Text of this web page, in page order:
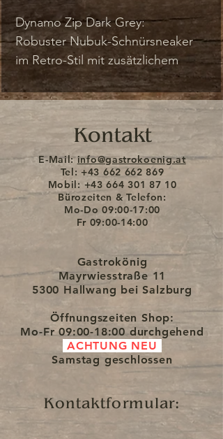
Dynamo Zip Dark Grey:
Robuster Nubuk-Schnürsneaker
im Retro-Stil mit zusätzlichem
Reißverschluss für einfaches
Anziehen und einem
atmungsaktiven, weichen Mesh-
Futter. Mit der Joya Active
Sohlentechnologie bietet er eine
perfekte Mischung aus
Dämpfung, Rückfederung und
Stabilität. Ideal für aktive
Menschen, die viel unterwegs
sind und auf jedem Untergrund
Komfort und Leistung schätzen.
Kontakt
E-Mail:info@gastrokoenig.at
Tel: +43 662 662 869
Mobil: +43 664 301 87 10
Bürozeiten & Telefon:
Mo-Do 09:00-17:00
Fr 09:00-14:00
Gastrokönig
Mayrwiesstraße 11
5300 Hallwang bei Salzburg
Öffnungszeiten Shop:
Mo-Fr 09:00-18:00 durchgehend
ACHTUNG NEU
Samstag geschlossen
Kontaktformular: